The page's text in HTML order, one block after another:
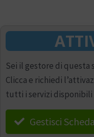
Sei il gestore di
Clicca e richiedi
tutti i servizi
Gestisci Scheda